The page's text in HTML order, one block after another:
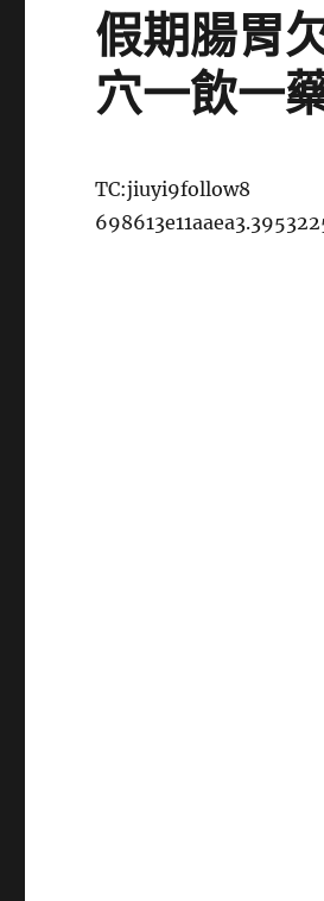
JIUYI
俱
意
住
宅
而
決
定
假期腸胃
穴一飲一
TC:jiuyi9follow8